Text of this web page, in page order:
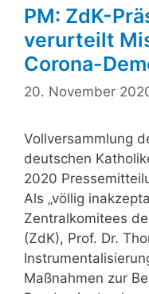
PM: ZdK-
verurteilt
Corona-
20. November
Vollversammlung
deutschen
2020
Als „völlig
Zentralkomitees
(ZdK), Prof. Dr.
Maßnahmen zur